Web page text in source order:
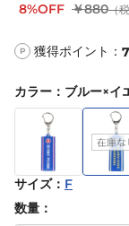
8%OFF ￥880（
P 獲得ポイント： 7
カラー ： ブルー×イ
サイズ： F
数量：